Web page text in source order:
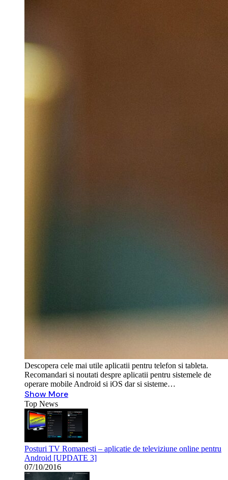
Descopera cele mai utile aplicatii pentru telefon si tableta.
Recomandari si noutati despre aplicatii pentru sistemele de
operare mobile Android si iOS dar si sisteme…
Show More
Top News
Posturi TV Romanesti – aplicatie de televiziune online pentru
Android [UPDATE 3]
07/10/2016